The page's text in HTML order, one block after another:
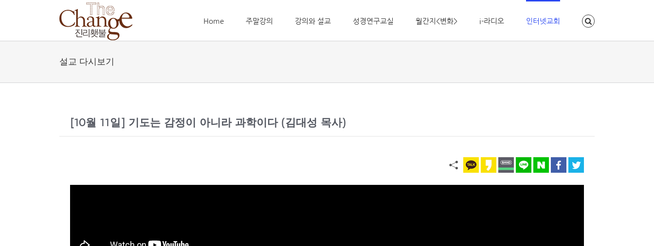
Home 주말강의 강의와 설교 성경연구교실 월간지<변화> i-라디오 인터넷교회
설교 다시보기
[10월 11일] 기도는 감정이 아니라 과학이다 (김대성 목사)